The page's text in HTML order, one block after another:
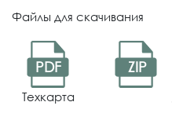
Файлы для скачивания
PDF
Техкарта
ZIP